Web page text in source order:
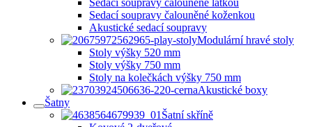
Sedací soupravy čalouněné látkou
Sedací soupravy čalouněné koženkou
Akustické sedací soupravy
Modulární hravé stoly
Stoly výšky 520 mm
Stoly výšky 750 mm
Stoly na kolečkách výšky 750 mm
Akustické boxy
Šatny
Šatní skříně